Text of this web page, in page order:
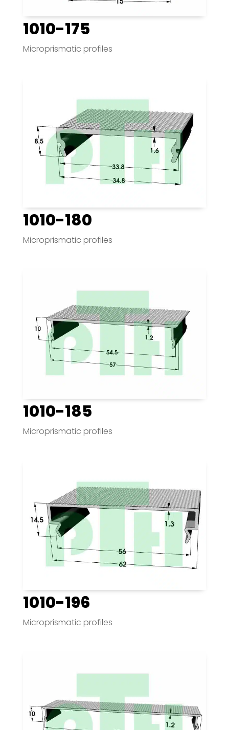
1010-175
Microprismatic profiles
1010-180
Microprismatic profiles
1010-185
Microprismatic profiles
1010-196
Microprismatic profiles